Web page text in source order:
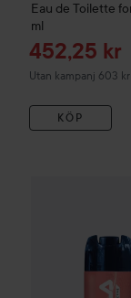
Eau de Toilette
ml
Reapris
452,25 kr
Utan kampanj 603 kr
KÖP